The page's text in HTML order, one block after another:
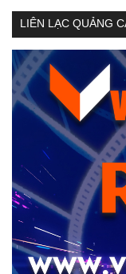
LIÊN LẠC QUẢNG